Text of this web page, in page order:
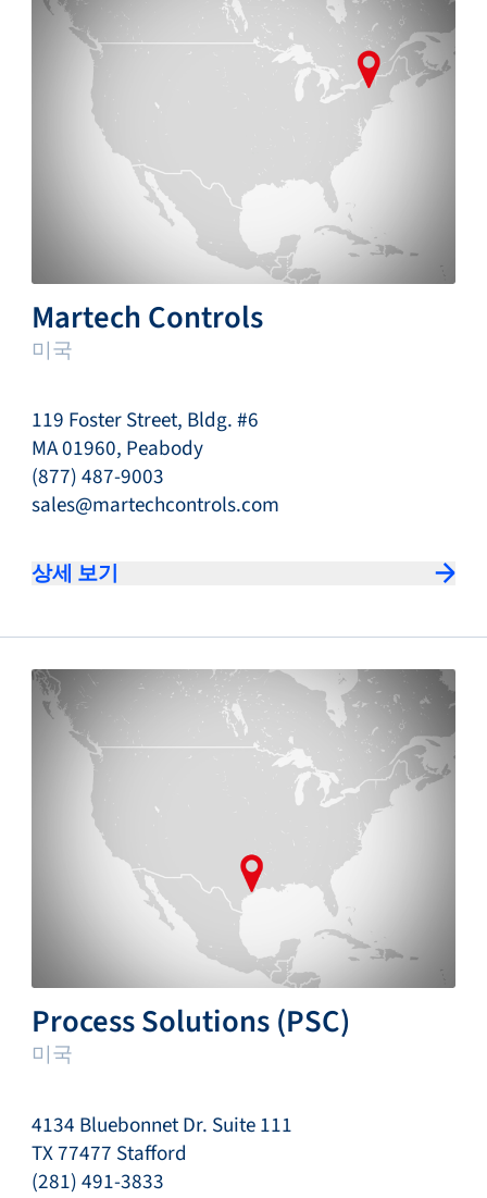
Martech Controls
미국
119 Foster Street, Bldg. #6
MA 01960, Peabody
(877) 487-9003
sales@martechcontrols.com
상세 보기
Process Solutions (PSC)
미국
4134 Bluebonnet Dr. Suite 111
TX 77477 Stafford
(281) 491-3833